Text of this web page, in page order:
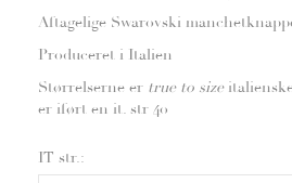
Aftagelige Swarovski
Produceret i Italien
Størrelserne er true to size
er iført en it. str 40
IT str.: